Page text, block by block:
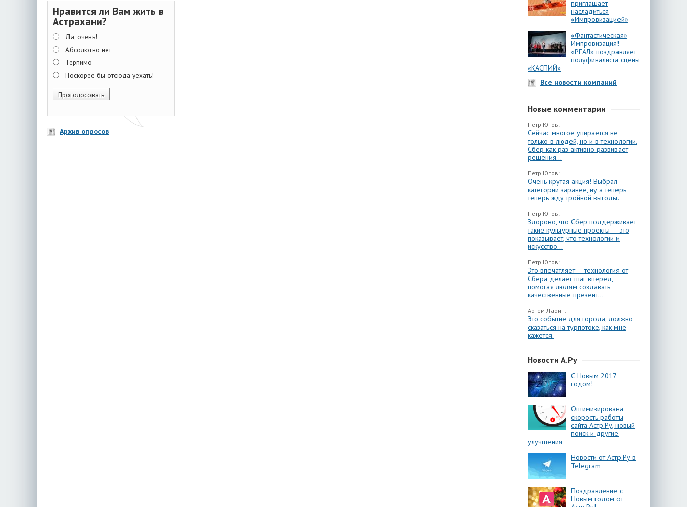
Нравится ли Вам жить в
Астрахани?
Да, очень!
Абсолютно нет
Терпимо
Поскорее бы отсюда уехать!
Архив опросов
приглашает
насладиться
«Импровизацией»
«Фантастическая»
Импровизация!
«РЕАЛ» поздравляет
полуфиналиста сцены
«КАСПИЙ»
Все новости компаний
Новые комментарии
Петр Югов:
Сейчас многое упирается не
только в людей, но и в технологии.
Сбер как раз активно развивает
решения...
Петр Югов:
Очень крутая акция! Выбрал
категории заранее, ну а теперь
теперь жду тройной выгоды.
Петр Югов:
Здорово, что Сбер поддерживает
такие культурные проекты — это
показывает, что технологии и
искусство...
Петр Югов:
Это впечатляет — технология от
Сбера делает шаг вперёд,
помогая людям создавать
качественные презент...
Артём Ларин:
Это событие для города, должно
сказаться на турпотоке, как мне
кажется.
Новости А.Ру
С Новым 2017
годом!
Оптимизирована
скорость работы
сайта Астр.Ру, новый
поиск и другие
улучшения
Новости от Астр.Ру в
Telegram
Поздравление с
Новым годом от